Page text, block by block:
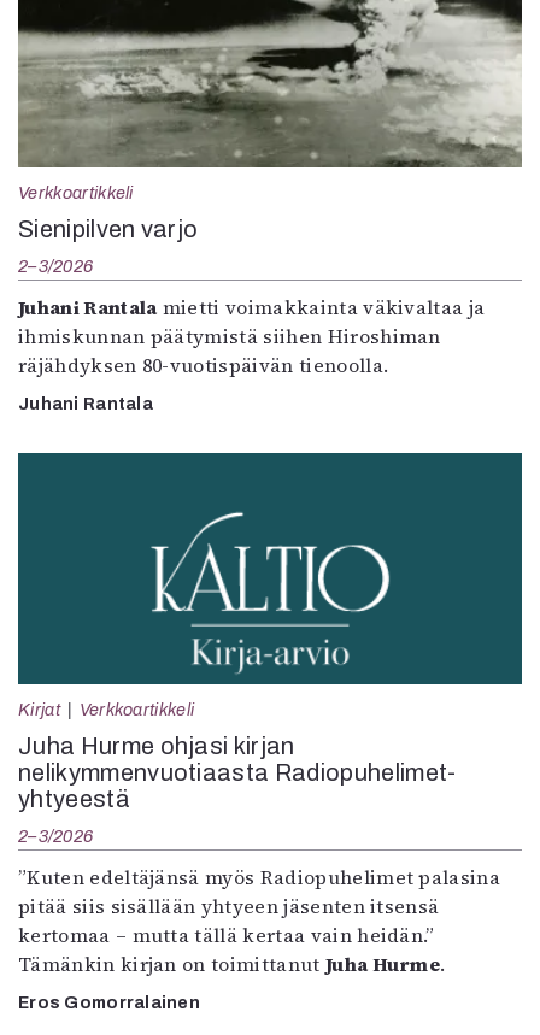
Verkkoartikkeli
Sienipilven varjo
2–3/2026
Juhani Rantala mietti voimakkainta väkivaltaa ja
ihmiskunnan päätymistä siihen Hiroshiman
räjähdyksen 80-vuotispäivän tienoolla.
Juhani Rantala
Kirjat Verkkoartikkeli
Juha Hurme ohjasi kirjan
nelikymmenvuotiaasta Radiopuhelimet-
yhtyeestä
2–3/2026
”Kuten edeltäjänsä myös Radiopuhelimet palasina
pitää siis sisällään yhtyeen jäsenten itsensä
kertomaa – mutta tällä kertaa vain heidän.”
Tämänkin kirjan on toimittanut Juha Hurme.
Eros Gomorralainen